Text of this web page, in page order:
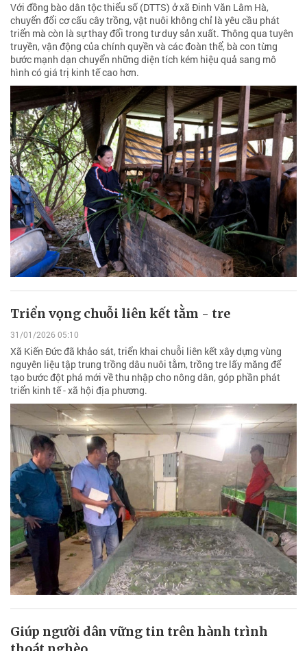
Với đồng bào dân tộc thiểu số (DTTS) ở xã Đinh Văn Lâm Hà,
chuyển đổi cơ cấu cây trồng, vật nuôi không chỉ là yêu cầu phát
triển mà còn là sự thay đổi trong tư duy sản xuất. Thông qua tuyên
truyền, vận động của chính quyền và các đoàn thể, bà con từng
bước mạnh dạn chuyển những diện tích kém hiệu quả sang mô
hình có giá trị kinh tế cao hơn.
Triển vọng chuỗi liên kết tằm - tre
31/01/2026 05:10
Xã Kiến Đức đã khảo sát, triển khai chuỗi liên kết xây dựng vùng
nguyên liệu tập trung trồng dâu nuôi tằm, trồng tre lấy măng để
tạo bước đột phá mới về thu nhập cho nông dân, góp phần phát
triển kinh tế - xã hội địa phương.
Giúp người dân vững tin trên hành trình